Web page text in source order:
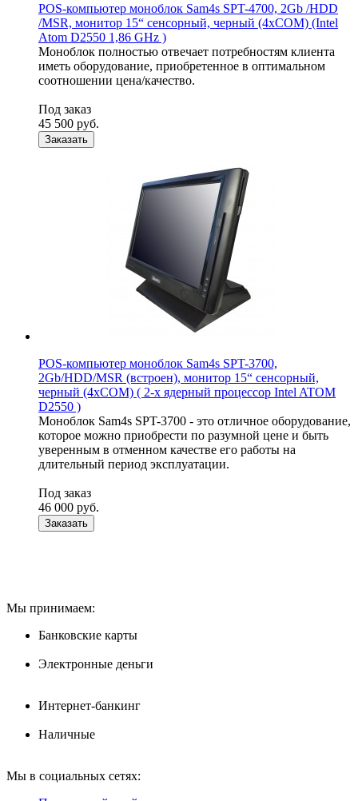
POS-компьютер моноблок Sam4s SPT-4700, 2Gb /HDD
/MSR, монитор 15“ сенсорный, черный (4xCOM) (Intel
Atom D2550 1,86 GHz )
Моноблок полностью отвечает потребностям клиента
иметь оборудование, приобретенное в оптимальном
соотношении цена/качество.
Под заказ
45 500 руб.
Заказать
POS-компьютер моноблок Sam4s SPT-3700,
2Gb/HDD/MSR (встроен), монитор 15“ сенсорный,
черный (4xCOM) ( 2-х ядерный процессор Intel ATOM
D2550 )
Моноблок Sam4s SPT-3700 - это отличное оборудование,
которое можно приобрести по разумной цене и быть
уверенным в отменном качестве его работы на
длительный период эксплуатации.
Под заказ
46 000 руб.
Заказать
Мы принимаем:
Банковские карты
Электронные деньги
Интернет-банкинг
Наличные
Мы в социальных сетях: